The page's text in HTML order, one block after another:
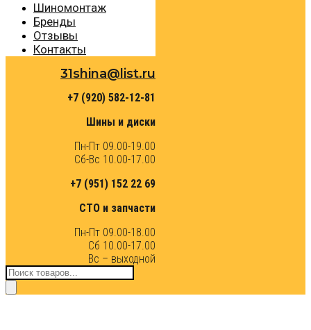
Шиномонтаж
Бренды
Отзывы
Контакты
31shina@list.ru
+7 (920) 582-12-81
Шины и диски
Пн-Пт 09.00-19.00
Сб-Вс 10.00-17.00
+7 (951) 152 22 69
СТО и запчасти
Пн-Пт 09.00-18.00
Сб 10.00-17.00
Вс – выходной
Поиск
товаров